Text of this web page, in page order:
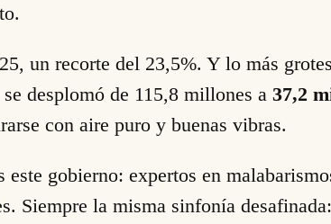
un recorte del 23,5%. Y lo más
desplomó de 115,8 millones a 37,2
con aire puro y buenas vibras.
este gobierno: expertos en
Siempre la misma sinfonía